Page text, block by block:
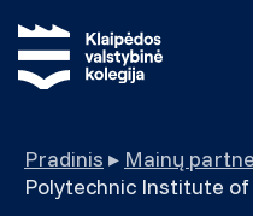
Pradinis ▸ Mainų